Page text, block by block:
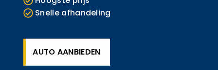
Snelle afhandeling
AUTO AANBIEDEN